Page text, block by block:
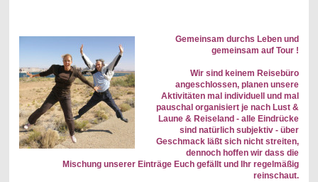
Gemeinsam durchs Leben und
gemeinsam auf Tour !
Wir sind keinem Reisebüro
angeschlossen, planen unsere
Aktivitäten mal individuell und mal
pauschal organisiert je nach Lust &
Laune & Reiseland - alle Eindrücke
sind natürlich subjektiv - über
Geschmack läßt sich nicht streiten,
dennoch hoffen wir dass die
Mischung unserer Einträge Euch gefällt und Ihr regelmäßig
reinschaut.